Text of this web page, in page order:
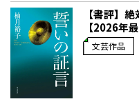
【書評】
【2026年
文芸作品